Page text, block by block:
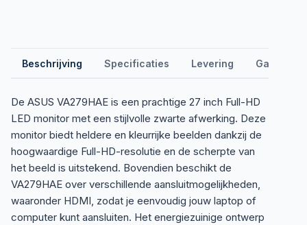
Beschrijving Specificaties Levering Garantie
De ASUS VA279HAE is een prachtige 27 inch Full-HD
LED monitor met een stijlvolle zwarte afwerking. Deze
monitor biedt heldere en kleurrijke beelden dankzij de
hoogwaardige Full-HD-resolutie en de scherpte van
het beeld is uitstekend. Bovendien beschikt de
VA279HAE over verschillende aansluitmogelijkheden,
waaronder HDMI, zodat je eenvoudig jouw laptop of
computer kunt aansluiten. Het energiezuinige ontwerp